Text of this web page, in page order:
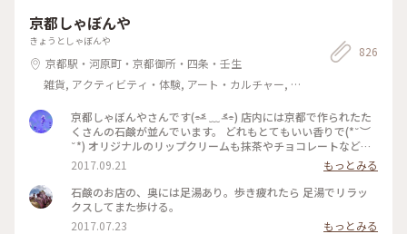
京都しゃぼんや
きょうとしゃぼんや
京都駅・河原町・京都御所・四条・壬生
雑貨, アクティビティ・体験, アート・カルチャー, ラ
826
京都しゃぼんやさんです(⌯˃̶᷄ ﹏ ˂̶᷄⌯) 店内には京都で作られたた
くさんの石鹸が並んでいます。 どれもとてもいい香りで(*˘︶
˘*) オリジナルのリップクリームも抹茶やチョコレートなど、
面白い商品がありますが、ケースが木製でお土産にもぴったり
です☆ 私は抹茶を１つ購入しましたが、ほのかに香る抹茶、
いろも抹茶色ですが、もちろん塗ると伸びの良いリップクリー
ムです(❁ᴗ͈ˬᴗ͈) #日本は美しい #kyoto #京都 #京都しゃぼんや
2017.09.21
もっとみる
石鹸のお店の、奥には足湯あり。歩き疲れたら 足湯でリラッ
クスしてまた歩ける。
2017.07.23
もっとみる